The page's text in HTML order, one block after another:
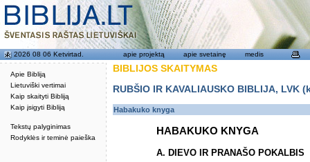
Apie Bibliją
Lietuviški vertimai
Kaip skaityti Bibliją
Kaip įsigyti Bibliją
Tekstų palyginimas
Rodyklės ir teminė paieška
2026 08 06 Ketvirtad. apie projektą apie svetainę medis
BIBLIJOS SKAITYMAS
RUBŠIO IR KAVALIAUSKO BIBLIJA,
Habakuko knyga
HABAKUKO KNYGA
A. DIEVO IR PRANAŠO POKALBIS